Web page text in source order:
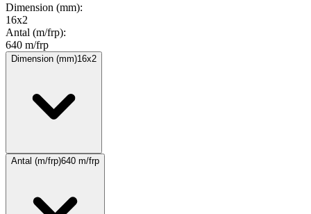
Dimension (mm):
16x2
Antal (m/frp):
640 m/frp
Dimension (mm)16x2
Antal (m/frp)640 m/frp